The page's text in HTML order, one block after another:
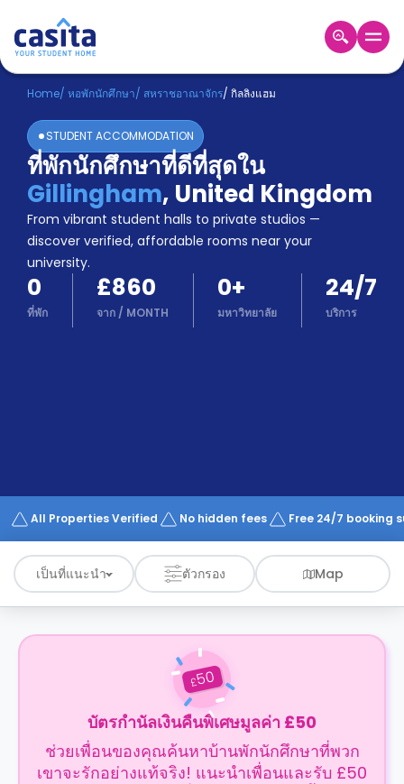
Home TH GBP
เข้าสู่
ระบบ
Booking
Accommodation
About
us
Blog
Refer
And
Earn
Become
Works
Home/ หอพักนักศึกษา/ สหราชอาณาจักร/ กิลลิงแฮม
STUDENT ACCOMMODATION
ที่พักนักศึกษาที่ดีที่สุดใน
Gillingham, United Kingdom
From vibrant student halls to private studios —
discover verified, affordable rooms near your
university.
0
ที่พัก
£860
จาก / MONTH
0+
มหาวิทยาลัย
24/7
บริการ
All Properties Verified No hidden fees Free 24/7 booking
เป็นที่แนะนำ ตัวกรอง Map
£50
บัตรกำนัลเงินคืนพิเศษมูลค่า £50
ช่วยเพื่อนของคุณค้นหาบ้านพักนักศึกษาที่พวก
เขาจะรักอย่างแท้จริง! แนะนำเพื่อนและรับ £50